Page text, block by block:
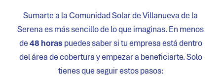
Sumarte a la Comunidad Solar deVillanueva de la
Serenaes más sencillo de lo que imaginas. En menos
de48 horas puedes saber si tu empresa está dentro
del área de cobertura y empezar a beneficiarte. Solo
tienes que seguir estos pasos: